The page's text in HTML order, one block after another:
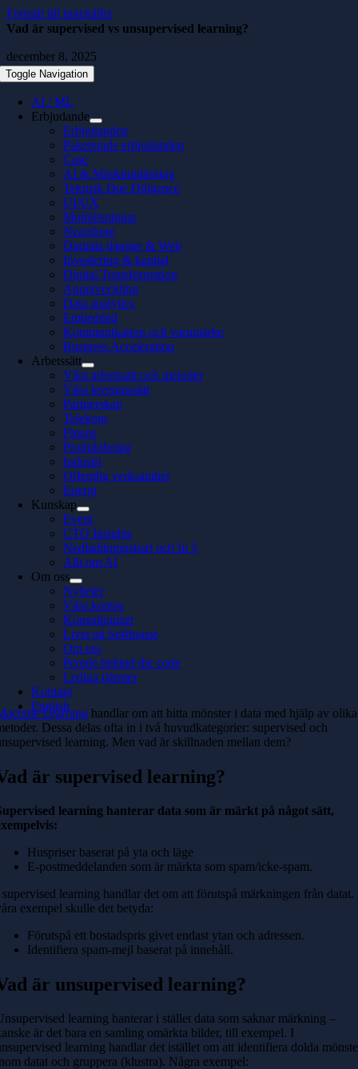
Fortsätt till innehållet
Toggle Navigation
AI / ML
Erbjudande
Erbjudanden
Paketerade erbjudanden
Case
AI & Maskininlärning
Teknisk Due Diligence
UI/UX
Molnlösningar
Nearshore
Digitala tjänster & Web
Investering & kapital
Digital Transformation
Apputveckling
Data analytics
Embedded
Kommunikation och varumärke
Business Acceleration
Arbetssätt
Våra arbetssätt och metoder
Våra leveranssätt
Partnerskap
Telekom
Finans
Produktbolag
Industri
Offentlig verksamhet
Energi
Kunskap
Event
CTO Insights
Nedladdningsbart och In 5
Allt om AI
Om oss
Nyheter
Våra kontor
Konsultquizet
Livet på Softhouse
Om oss
People behind the code
Lediga tjänster
Kontakt
English
Vad är supervised vs unsupervised learning?
december 8, 2025
Learning handlar om att hitta mönster i data med hjälp av olika
Dessa delas ofta in i två huvudkategorier: supervised och
learning. Men vad är skillnaden mellan dem?
är supervised learning?
learning hanterar data som är märkt på något sätt,
Huspriser baserat på yta och läge
E-postmeddelanden som är märkta som spam/icke-spam.
learning handlar det om att förutspå märkningen från datat.
exempel skulle det betyda:
Förutspå ett bostadspris givet endast ytan och adressen.
Identifiera spam-mejl baserat på innehåll.
är unsupervised learning?
learning hanterar i stället data som saknar märkning –
är det bara en samling omärkta bilder, till exempel. I
learning handlar det istället om att identifiera dolda
datat och gruppera (klustra). Några exempel: